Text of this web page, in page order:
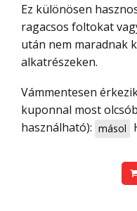
Ez különösen hasznos, ha gyakran kell felszedni
ragacsos foltokat
után nem maradnak
alkatrészeken.
Vámmentesen érkezik ingyen szállítással és
kuponnal most
használható): másol